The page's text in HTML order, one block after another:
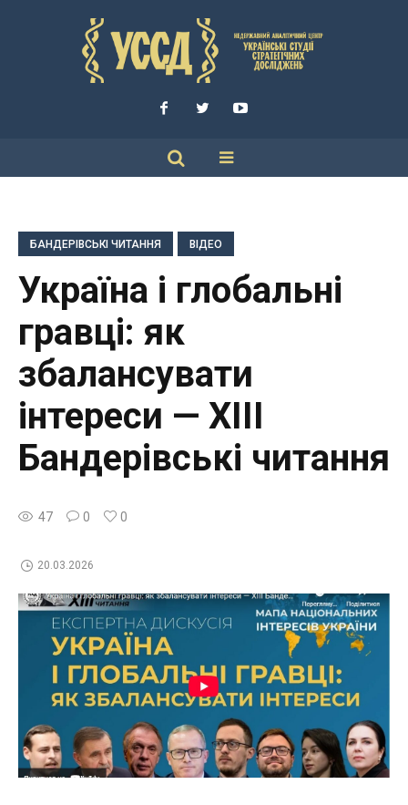
БАНДЕРІВСЬКІ ЧИТАННЯ ВІДЕО
Україна і глобальні
гравці: як
збалансувати
інтереси — ХIII
Бандерівські читання
47 0 0
20.03.2026